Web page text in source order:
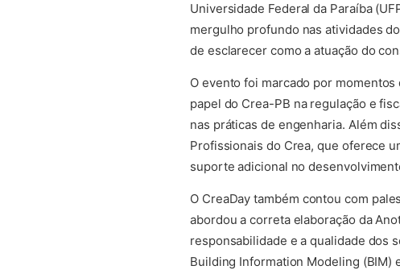
Universidade Federal da Paraíba
mergulho profundo nas atividades
de esclarecer como a atuação do
O evento foi marcado por
papel do Crea-PB na regulação e
nas práticas de engenharia. Além
Profissionais do Crea, que oferece
suporte adicional no
O CreaDay também contou com
abordou a correta elaboração da
responsabilidade e a qualidade dos
Building Information Modeling (BIM)